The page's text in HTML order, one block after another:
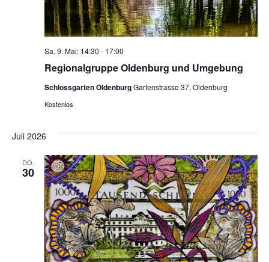
Regionalgruppe Oldenburg und Umgebung
Sa. 9. Mai: 14:30 - 17:00
Schlossgarten OldenburgGartenstrasse 37, Oldenburg
Kostenlos
Juli 2026
DO.
30